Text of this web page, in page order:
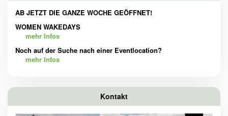
AB JETZT DIE GANZE WOCHE GEÖFFNET!
WOMEN WAKEDAYS
mehr Infos
Noch auf der Suche nach einer Eventlocation?
mehr Infos
Kontakt